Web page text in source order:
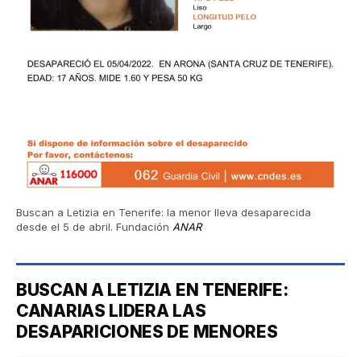
Buscan a Letizia en Tenerife: la menor lleva desaparecida
desde el 5 de abril. Fundación ANAR
BUSCAN A LETIZIA EN TENERIFE:
CANARIAS LIDERA LAS
DESAPARICIONES DE MENORES